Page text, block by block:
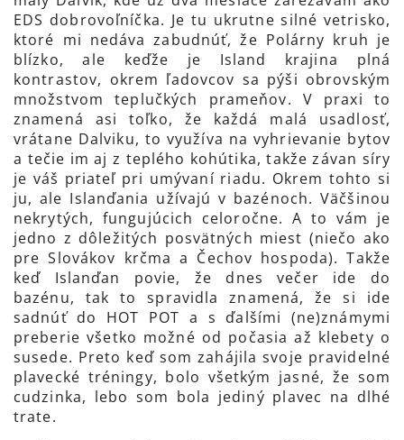
EDS dobrovoľníčka. Je tu ukrutne silné vetrisko,
ktoré mi nedáva zabudnúť, že Polárny kruh je
blízko, ale keďže je Island krajina plná
kontrastov, okrem ľadovcov sa pýši obrovským
množstvom teplučkých prameňov. V praxi to
znamená asi toľko, že každá malá usadlosť,
vrátane Dalviku, to využíva na vyhrievanie bytov
a tečie im aj z teplého kohútika, takže závan síry
je váš priateľ pri umývaní riadu. Okrem tohto si
ju, ale Islanďania užívajú v bazénoch. Väčšinou
nekrytých, fungujúcich celoročne. A to vám je
jedno z dôležitých posvätných miest (niečo ako
pre Slovákov krčma a Čechov hospoda). Takže
keď Islanďan povie, že dnes večer ide do
bazénu, tak to spravidla znamená, že si ide
sadnúť do HOT POT a s ďalšími (ne)známymi
preberie všetko možné od počasia až klebety o
susede. Preto keď som zahájila svoje pravidelné
plavecké tréningy, bolo všetkým jasné, že som
cudzinka, lebo som bola jediný plavec na dlhé
trate.